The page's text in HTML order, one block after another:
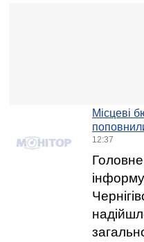
Місцеві
12:37
Головне